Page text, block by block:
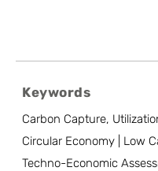
Keywords
Carbon Capture,
Circular Economy | Low
Techno-Economic